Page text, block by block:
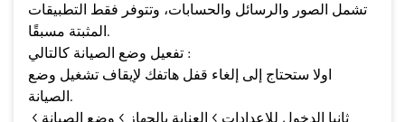
تشمل الصور والرسائل والحسابات، وتتوفر فقط التطبيقات
المثبتة مسبقًا.
تفعيل وضع الصيانة كالتالي :
اولا ستحتاج إلى إلغاء قفل هاتفك لإيقاف تشغيل وضع
الصيانة.